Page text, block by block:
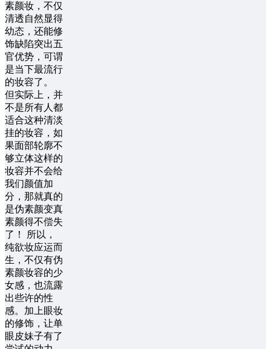
素颜妆，不仅
清透自然显得
幼态，还能修
饰缺陷突出五
官优势，可谓
是当下最流行
的妆容了。
但实际上，并
不是所有人都
适合这种清淡
挂的妆容，如
果面部轮廓不
够立体这样的
妆容并不会给
我们颜值加
分，那就真的
是伪素颜变真
素颜得不偿失
了！ 所以，
纯欲妆应运而
生，不仅有伪
素颜妆容的少
女感，也流露
出些许的性
感。加上眼妆
的修饰，让单
眼皮妹子有了